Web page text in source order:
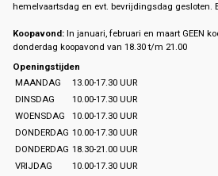
hemelvaartsdag en evt. bevrijdingsdag gesloten.
Koopavond: In januari, februari en maart GEEN
donderdag koopavond van 18.30 t/m 21.00
Openingstijden
MAANDAG
13.00-17.30 UUR
DINSDAG
10.00-17.30 UUR
WOENSDAG
10.00-17.30 UUR
DONDERDAG 10.00-17.30 UUR
DONDERDAG 18.30-21.00 UUR
VRIJDAG
10.00-17.30 UUR